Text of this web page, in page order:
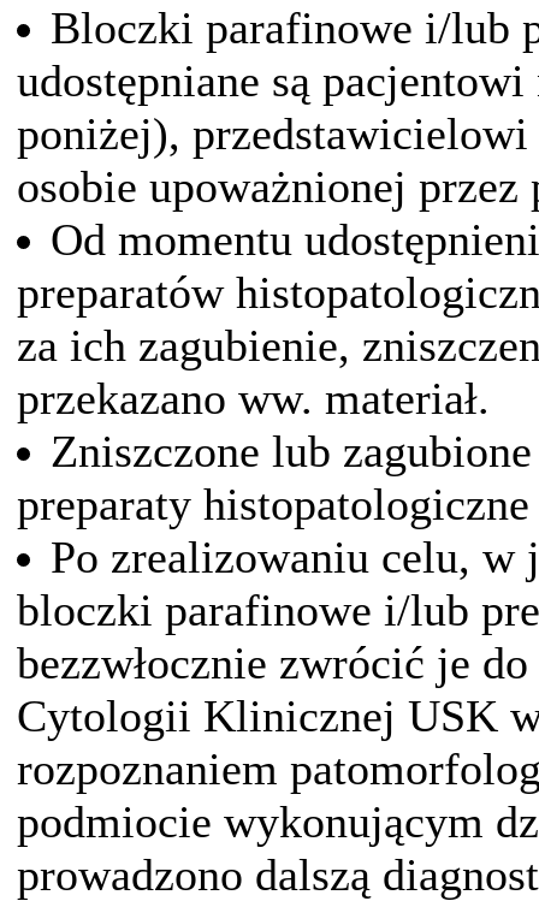
Bloczki parafinowe i/lub
udostępniane są
poniżej),
osobie upoważnionej
Od momentu
preparatów
za ich zagubienie,
przekazano ww. materiał.
Zniszczone lub
preparaty
Po zrealizowaniu celu, w
bloczki parafinowe i/lub
bezzwłocznie zwrócić je
Cytologii Klinicznej USK
rozpoznaniem
podmiocie wykonującym
prowadzono dalszą